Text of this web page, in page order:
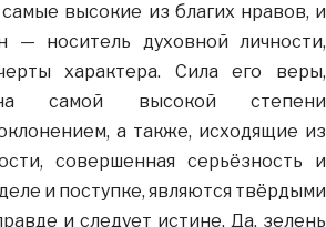
высокие из благих нравов, и
— носитель духовной личности,
характера. Сила его веры,
на самой высокой степени
а также, исходящие из
совершенная серьёзность и
и поступке, являются твёрдыми
и следует истине. Да, зелень